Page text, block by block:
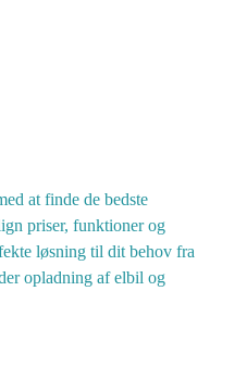
at finde de bedste
priser, funktioner og
løsning til dit behov fra
opladning af elbil og